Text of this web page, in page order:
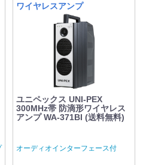
ワイヤレスアンプ
ユニペックス UNI-PEX
300MHz帯 防滴形ワイヤレス
アンプ WA-371BI (送料無料)
オーディオインターフェース付